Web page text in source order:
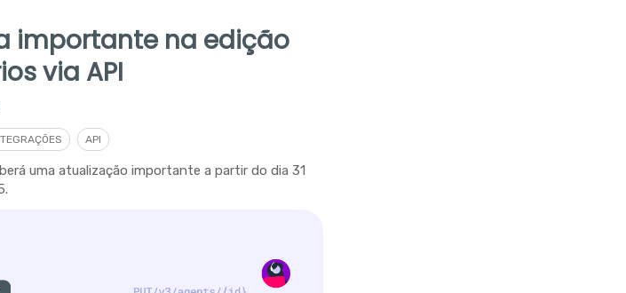
importante na edição
via API
API
uma atualização importante a partir do dia 31